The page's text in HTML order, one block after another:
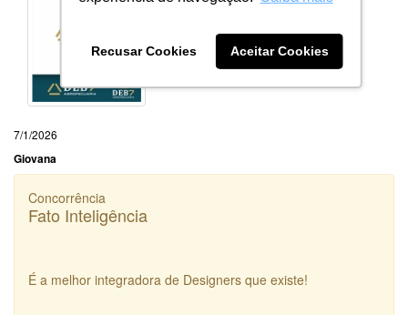
Recusar Cookies Aceitar Cookies
7/1/2026
Giovana
Concorrência
Fato Inteligência
É a melhor integradora de Designers que existe!